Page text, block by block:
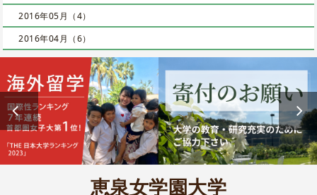
2016年05月（4）
2016年04月（6）
恵泉女学園大学